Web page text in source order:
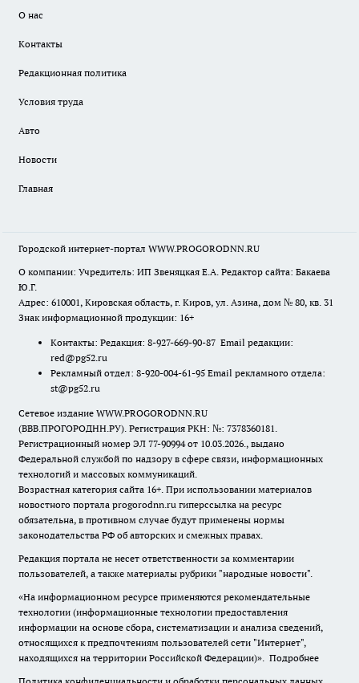
О нас
Контакты
Редакционная политика
Условия труда
Авто
Новости
Главная
Городской интернет-портал WWW.PROGORODNN.RU
О компании: Учредитель: ИП Звеняцкая Е.А. Редактор сайта: Бакаева
Ю.Г.
Адрес: 610001, Кировская область, г. Киров, ул. Азина, дом № 80, кв. 31
Знак информационной продукции: 16+
Контакты: Редакция: 8-927-669-90-87 Email редакции:
red@pg52.ru
Рекламный отдел: 8-920-004-61-95 Email рекламного отдела:
st@pg52.ru
Сетевое издание WWW.PROGORODNN.RU
(ВВВ.ПРОГОРОДНН.РУ). Регистрация РКН: №: 7378360181.
Регистрационный номер ЭЛ 77-90994 от 10.03.2026., выдано
Федеральной службой по надзору в сфере связи, информационных
технологий и массовых коммуникаций.
Возрастная категория сайта 16+. При использовании материалов
новостного портала progorodnn.ru гиперссылка на ресурс
обязательна, в противном случае будут применены нормы
законодательства РФ об авторских и смежных правах.
Редакция портала не несет ответственности за комментарии
пользователей, а также материалы рубрики "народные новости".
«На информационном ресурсе применяются рекомендательные
технологии (информационные технологии предоставления
информации на основе сбора, систематизации и анализа сведений,
относящихся к предпочтениям пользователей сети "Интернет",
находящихся на территории Российской Федерации)». Подробнее